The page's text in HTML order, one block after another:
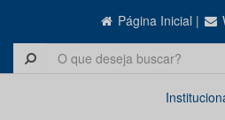
Página Inicial |